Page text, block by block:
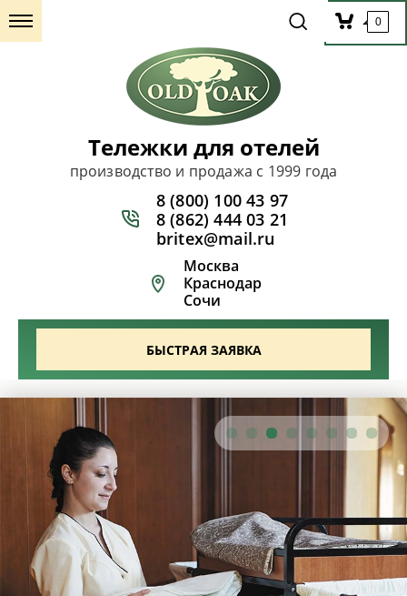
0
Тележки для отелей
производство и продажа с 1999 года
Москва
Краснодар
Сочи
8 (800) 100 43 97
8 (862) 444 03 21
britex@mail.ru
БЫСТРАЯ ЗАЯВКА